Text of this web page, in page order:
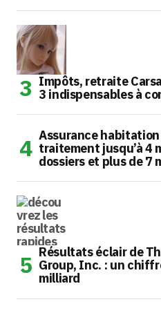
Impôts, retraite
3 indispensables à
Assurance habitation
traitement jusqu’à 4
dossiers et plus de 7
Résultats éclair de
Group, Inc. : un
milliard